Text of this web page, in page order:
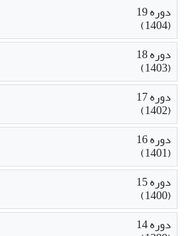
دوره 19
(1404)
دوره 18
(1403)
دوره 17
(1402)
دوره 16
(1401)
دوره 15
(1400)
دوره 14